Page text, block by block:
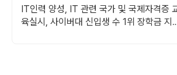
가을학기 신편입생
IT인력 양성, IT 관련 국가 및 국제자격증
육실시, 사이버대 신입생 수 1위 장학금 지